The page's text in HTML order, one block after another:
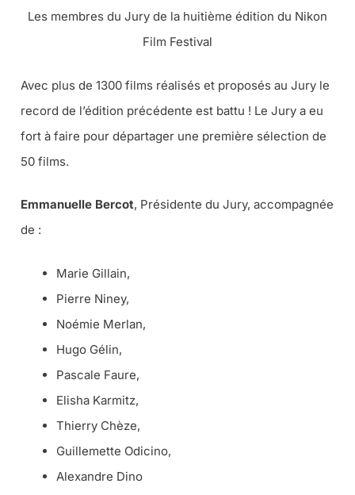
Les membres du Jury de la huitième édition du Nikon
Film Festival
Avec plus de 1300 films réalisés et proposés au Jury le
record de l’édition précédente est battu ! Le Jury a eu
fort à faire pour départager une première sélection de
50 films.
Emmanuelle Bercot, Présidente du Jury, accompagnée
de :
Marie Gillain,
Pierre Niney,
Noémie Merlan,
Hugo Gélin,
Pascale Faure,
Elisha Karmitz,
Thierry Chèze,
Guillemette Odicino,
Alexandre Dino